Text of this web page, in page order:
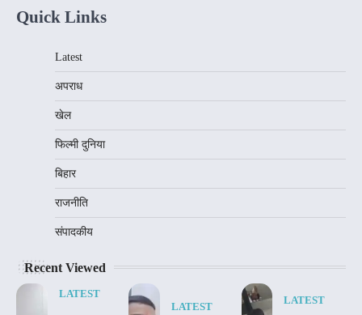
Quick Links
Latest
अपराध
खेल
फिल्मी दुनिया
बिहार
राजनीति
संपादकीय
Recent Viewed
LATEST
LATEST
LATEST